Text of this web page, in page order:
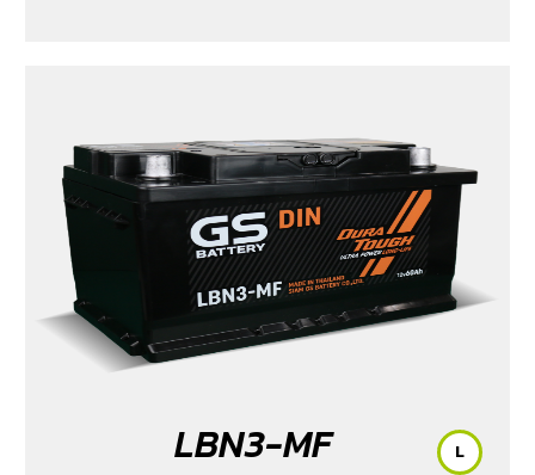
Peugeot 360/ Peugeot 406/ Peugeot 407/ Peugeot
607 / Ranger (2.2 & 2.5)/ Revo (2.4)/ Revo GR Sport (2.4)
/ Revo Prerunner (2.4)/ Revo Rocco (2.4)/ Revo Z-
Edition (2.4)/ Scirocco (2.0)/ Terra 2018-2022
Territory (2.7)
/ Trailblazer Phoenix (2.5)/ Vento (1.8)
X-Trail Hybrid (2.0)
LBN3-MF L